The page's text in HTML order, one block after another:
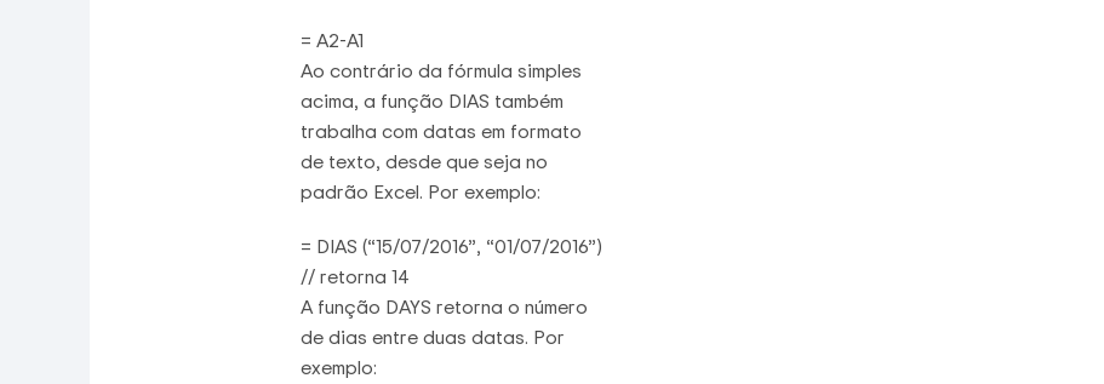
= A2-A1
Ao contrário da fórmula simples
acima, a função DIAS também
trabalha com datas em formato
de texto, desde que seja no
padrão Excel. Por exemplo:
= DIAS (“15/07/2016”, “01/07/2016”)
// retorna 14
A função DAYS retorna o número
de dias entre duas datas. Por
exemplo: